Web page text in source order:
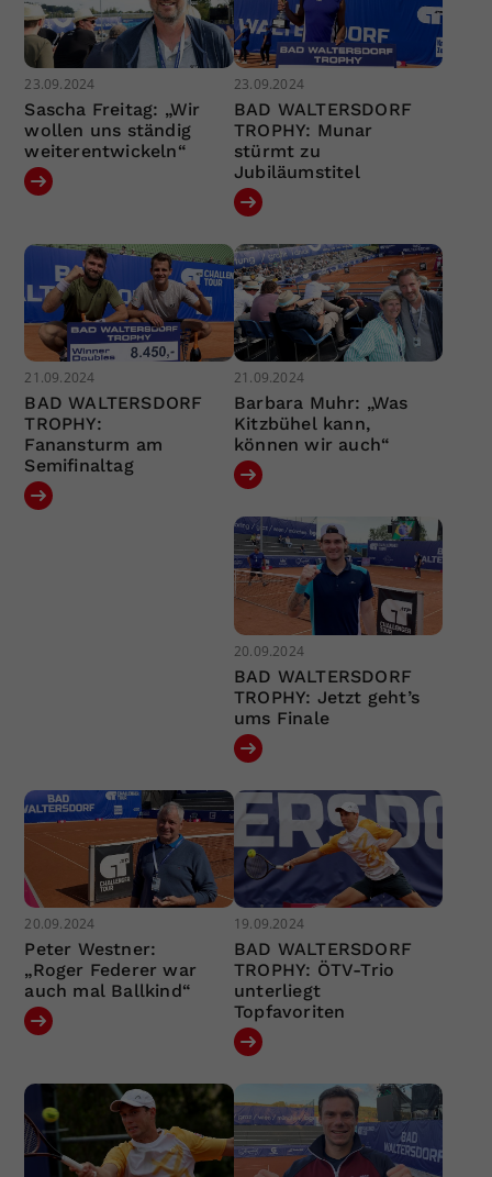
23.09.2024
Sascha Freitag: „Wir
wollen uns ständig
weiterentwickeln“
23.09.2024
BAD WALTERSDORF
TROPHY: Munar
stürmt zu
Jubiläumstitel
21.09.2024
BAD WALTERSDORF
TROPHY:
Fanansturm am
Semifinaltag
21.09.2024
Barbara Muhr: „Was
Kitzbühel kann,
können wir auch“
20.09.2024
BAD WALTERSDORF
TROPHY: Jetzt geht’s
ums Finale
20.09.2024
Peter Westner:
„Roger Federer war
auch mal Ballkind“
19.09.2024
BAD WALTERSDORF
TROPHY: ÖTV-Trio
unterliegt
Topfavoriten